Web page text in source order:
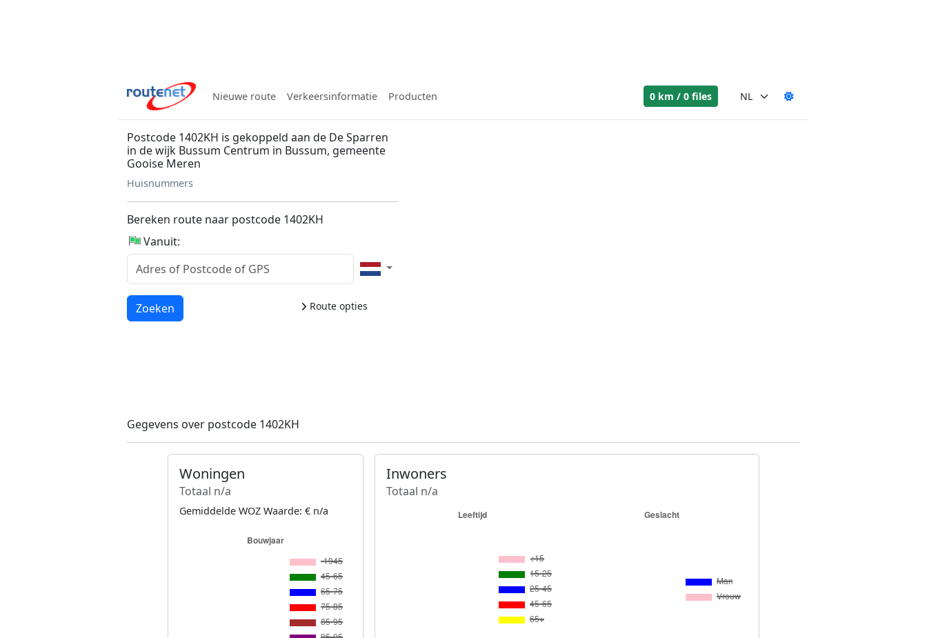
Nieuwe route Verkeersinformatie Producten 0 km / 0 files
Postcode 1402KH is gekoppeld aan de De Sparren
in de wijk Bussum Centrum in Bussum, gemeente
Gooise Meren
Huisnummers
Bereken route naar postcode 1402KH
Vanuit:
Route opties
Laden...
Zoeken
Gegevens over postcode 1402KH
Woningen
Totaal n/a
Gemiddelde WOZ Waarde: € n/a
Inwoners
Totaal n/a